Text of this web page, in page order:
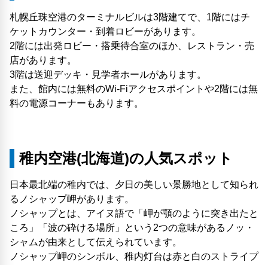
札幌丘珠空港のターミナルビルは3階建てで、1階にはチ
ケットカウンター・到着ロビーがあります。
2階には出発ロビー・搭乗待合室のほか、レストラン・売
店があります。
3階は送迎デッキ・見学者ホールがあります。
また、館内には無料のWi-Fiアクセスポイントや2階には無
料の電源コーナーもあります。
稚内空港(北海道)の人気スポット
日本最北端の稚内では、夕日の美しい景勝地として知られ
るノシャップ岬があります。
ノシャップとは、アイヌ語で「岬が顎のように突き出たと
ころ」「波の砕ける場所」という2つの意味があるノッ・
シャムが由来として伝えられています。
ノシャップ岬のシンボル、稚内灯台は赤と白のストライプ